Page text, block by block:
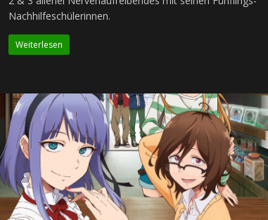
Nachhilfeschülerinnen.
Weiterlesen